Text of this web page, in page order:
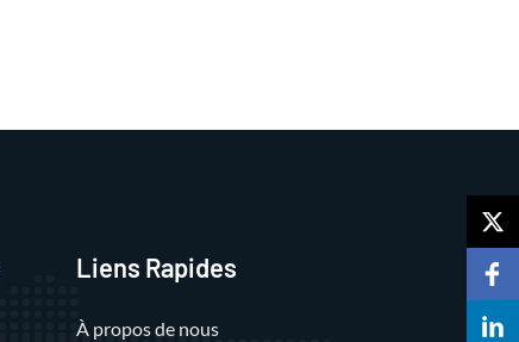
Liens Rapides
À propos de nous